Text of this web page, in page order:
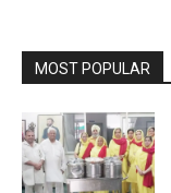
MOST POPULAR